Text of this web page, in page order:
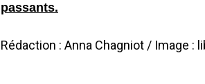
passants.
Rédaction : Anna Chagniot / Image :